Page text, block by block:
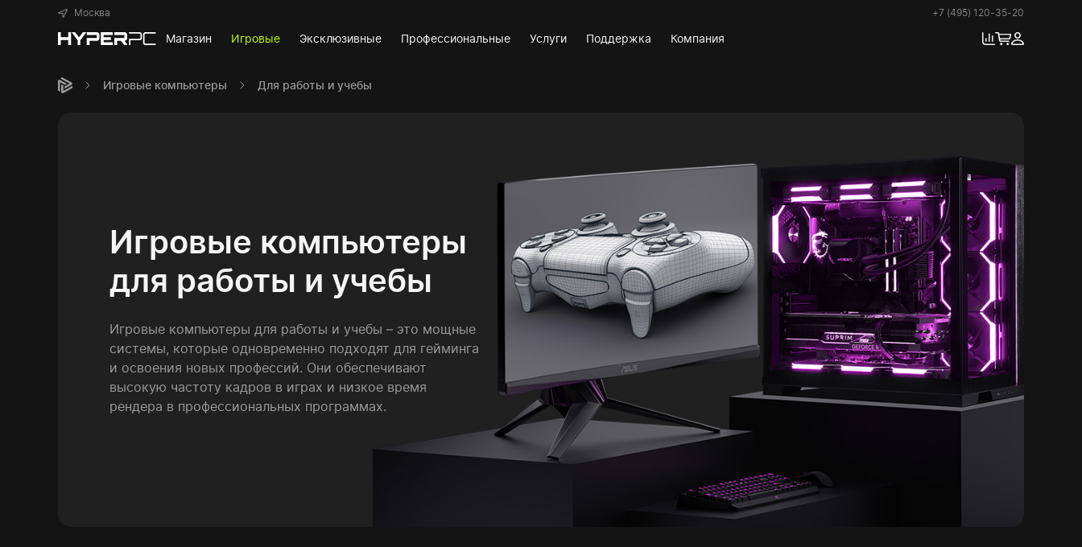
Москва +7 (495) 120-35-20
Магазин Игровые Эксклюзивные Профессиональные Услуги Поддержка Компания
Игровые компьютеры Для работы и учебы
Игровые компьютеры
для работы и учебы
Игровые компьютеры для работы и учебы – это мощные
системы, которые одновременно подходят для гейминга
и освоения новых профессий. Они обеспечивают
высокую частоту кадров в играх и низкое время
рендера в профессиональных программах.